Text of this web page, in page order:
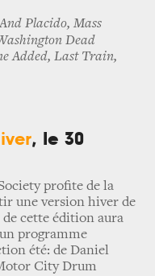
Placido, Mass
Dead
Added, Last Train,
, le 30
profite de la
une version hiver de
cette édition aura
programme
été: de Daniel
City Drum